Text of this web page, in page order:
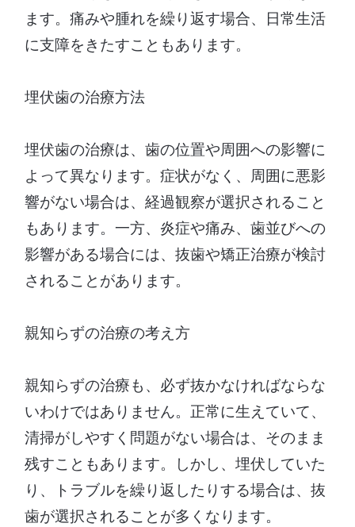
ます。痛みや腫れを繰り返す場合、日常生活
に支障をきたすこともあります。
埋伏歯の治療方法
埋伏歯の治療は、歯の位置や周囲への影響に
よって異なります。症状がなく、周囲に悪影
響がない場合は、経過観察が選択されること
もあります。一方、炎症や痛み、歯並びへの
影響がある場合には、抜歯や矯正治療が検討
されることがあります。
親知らずの治療の考え方
親知らずの治療も、必ず抜かなければならな
いわけではありません。正常に生えていて、
清掃がしやすく問題がない場合は、そのまま
残すこともあります。しかし、埋伏していた
り、トラブルを繰り返したりする場合は、抜
歯が選択されることが多くなります。